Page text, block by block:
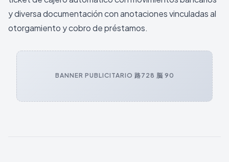
y diversa documentación con anotaciones vinculadas al
otorgamiento y cobro de préstamos.
BANNER PUBLICITARIO 路728 脳 90